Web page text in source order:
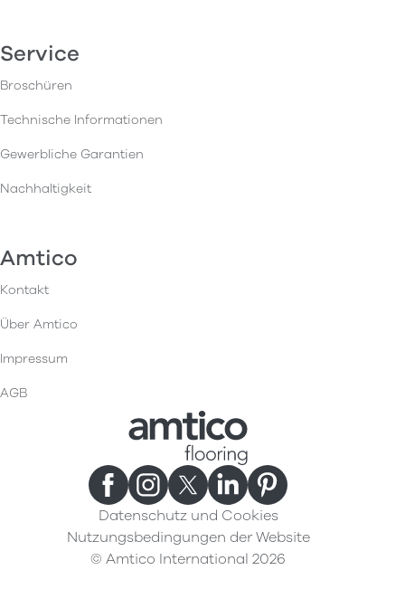
Service
Broschüren
Technische Informationen
Gewerbliche Garantien
Nachhaltigkeit
Amtico
Kontakt
Über Amtico
Impressum
AGB
Datenschutz und Cookies
Nutzungsbedingungen der Website
© Amtico International 2026